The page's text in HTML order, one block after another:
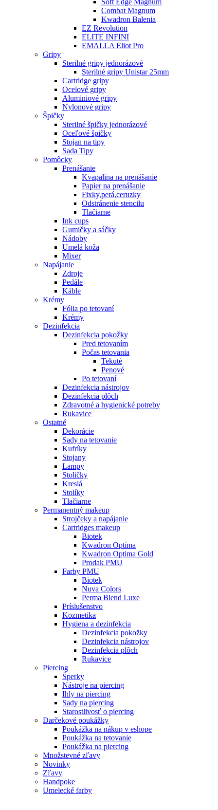
Combat Magnum
Kwadron Balenia
EZ Revolution
ELITE INFINI
EMALLA Eliot Pro
Gripy
Sterilné gripy jednorázové
Sterilné gripy Unistar 25mm
Cartridge gripy
Ocelové gripy
Aluminiové gripy
Nylonové gripy
Špičky
Sterilné špičky jednorázové
Oceľové špičky
Stojan na tipy
Sada Tipy
Pomôcky
Prenášanie
Kvapalina na prenášanie
Papier na prenášanie
Fixky,perá,ceruzky
Odstránenie stencilu
Tlačiarne
Ink cups
Gumičky a sáčky
Nádoby
Umelá koža
Mixer
Napájanie
Zdroje
Pedále
Káble
Krémy
Fólia po tetovaní
Krémy
Dezinfekcia
Dezinfekcia pokožky
Pred tetovaním
Počas tetovania
Tekuté
Penové
Po tetovaní
Dezinfekcia nástrojov
Dezinfekcia plôch
Zdravotné a hygienické potreby
Rukavice
Ostatné
Dekorácie
Sady na tetovanie
Kufríky
Stojany
Lampy
Stoličky
Kreslá
Stolíky
Tlačiarne
Permanentný makeup
Strojčeky a napájanie
Cartridges makeup
Biotek
Kwadron Optima
Kwadron Optima Gold
Prodak PMU
Farby PMU
Biotek
Nuva Colors
Perma Blend Luxe
Príslušenstvo
Kozmetika
Hygiena a dezinfekcia
Dezinfekcia pokožky
Dezinfekcia nástrojov
Dezinfekcia plôch
Rukavice
Piercing
Šperky
Nástroje na piercing
Ihly na piercing
Sady na piercing
Starostlivosť o piercing
Darčekové poukážky
Poukážka na nákup v eshope
Poukážka na tetovanie
Poukážka na piercing
Množstevné zľavy
Novinky
Zľavy
Handpoke
Umelecké farby